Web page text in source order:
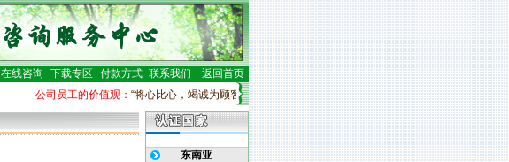
在线咨询 下载专区 付款方式 联系我们
返回首页
公司员工的价值观：“将心比心，竭诚为顾客服务”。公司员工行动纲领：·绝不让利益中心产生的冲突妨
东南亚